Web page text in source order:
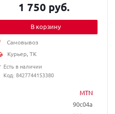
MTN
90c04a
1 750 руб.
В корзину
Самовывоз
Курьер, ТК
Есть в наличии
Код: 8427744153380